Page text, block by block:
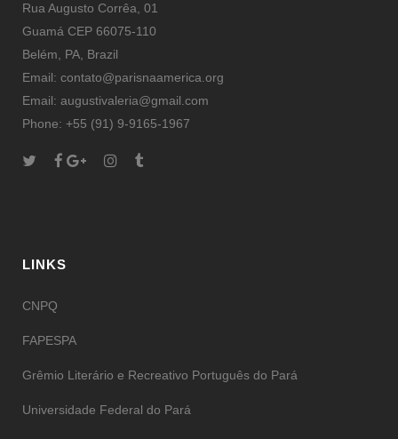
Rua Augusto Corrêa, 01
Guamá CEP 66075-110
Belém, PA, Brazil
Email: contato@parisnaamerica.org
Email: augustivaleria@gmail.com
Phone: +55 (91) 9-9165-1967
LINKS
CNPQ
FAPESPA
Grêmio Literário e Recreativo Português do Pará
Universidade Federal do Pará